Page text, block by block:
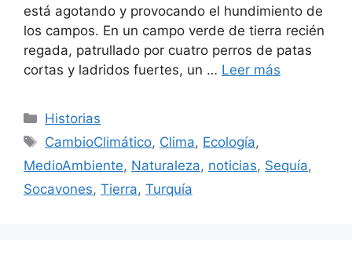
está agotando y provocando el hundimiento de
los campos. En un campo verde de tierra recién
regada, patrullado por cuatro perros de patas
cortas y ladridos fuertes, un … Leer más
Categorías
Historias
Etiquetas
CambioClimático, Clima, Ecología,
MedioAmbiente, Naturaleza, noticias, Sequía,
Socavones, Tierra, Turquía